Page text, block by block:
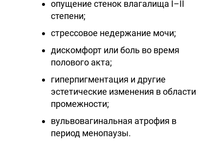
опущение стенок влагалища I–II
степени;
стрессовое недержание мочи;
дискомфорт или боль во время
полового акта;
гиперпигментация и другие
эстетические изменения в области
промежности;
вульвовагинальная атрофия в
период менопаузы.